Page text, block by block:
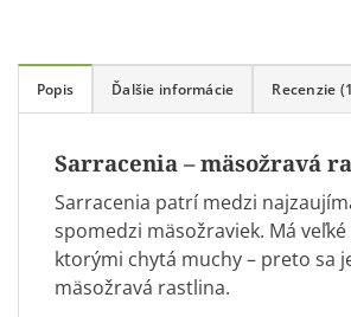
Popis Ďalšie informácie Recenzie
Sarracenia – mäsožravá
Sarracenia patrí medzi
spomedzi mäsožraviek. Má veľké
ktorými chytá muchy – preto sa
mäsožravá rastlina.